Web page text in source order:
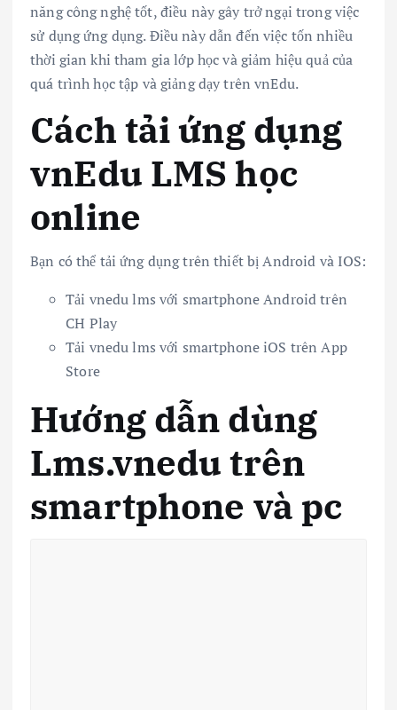
năng công nghệ tốt, điều này gây trở ngại trong việc
sử dụng ứng dụng. Điều này dẫn đến việc tốn nhiều
thời gian khi tham gia lớp học và giảm hiệu quả của
quá trình học tập và giảng dạy trên vnEdu.
Cách tải ứng dụng
vnEdu LMS học
online
Bạn có thể tải ứng dụng trên thiết bị Android và IOS:
Tải vnedu lms với smartphone Android trên
CH Play
Tải vnedu lms với smartphone iOS trên App
Store
Hướng dẫn dùng
Lms.vnedu trên
smartphone và pc